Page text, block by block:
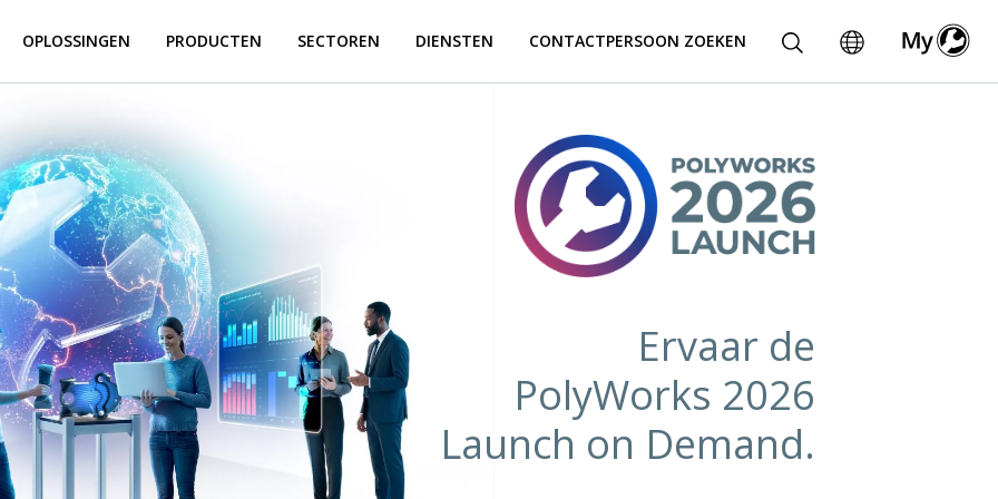
OPLOSSINGEN PRODUCTEN SECTOREN DIENSTEN CONTACTPERSOON ZOEKEN
Ervaar de
PolyWorks 2026
Launch on Demand.